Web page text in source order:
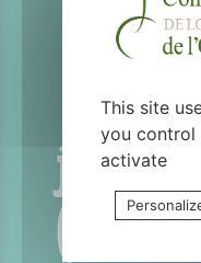
juin
(ou
This site
you control
activate